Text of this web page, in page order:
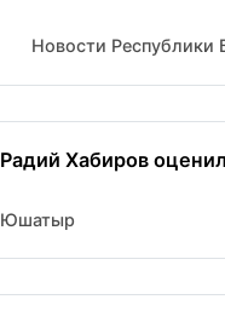
Новости Республики
Радий Хабиров
Юшатыр